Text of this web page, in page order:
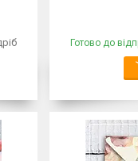
Готово до